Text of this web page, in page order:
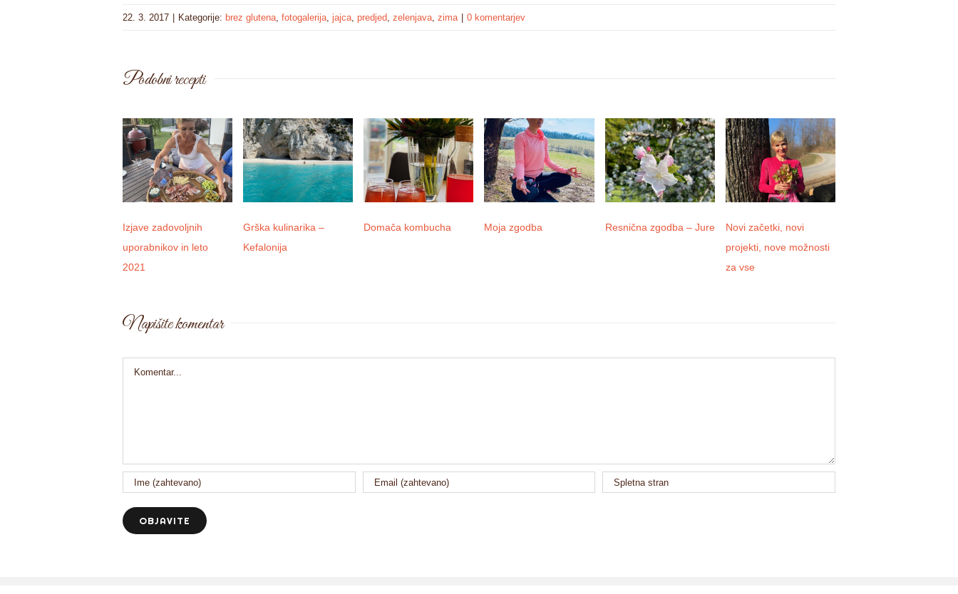
22. 3. 2017 Kategorije: brez glutena, fotogalerija, jajca, predjed, zelenjava, zima 0 komentarjev
Podobni recepti
Izjave zadovoljnih
uporabnikov in leto
2021
Grška kulinarika –
Kefalonija
Domača kombucha Moja zgodba Resnična zgodba – Jure
Novi začetki, novi
projekti, nove možnosti
za vse
Napišite komentar
Comment